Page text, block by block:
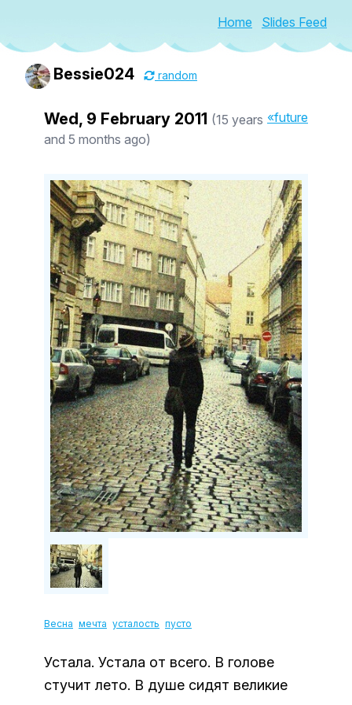
Home Slides Feed
Bessie024 random
«future
Wed, 9 February 2011 (15 years
and 5 months ago)
Весна мечта усталость пусто
Устала. Устала от всего. В голове
стучит лето. В душе сидят великие